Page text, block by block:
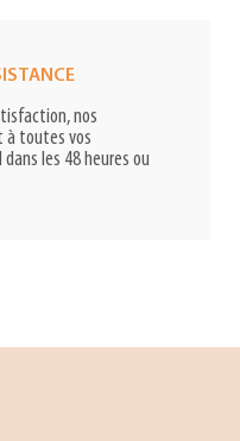
nos
à toutes vos
les 48 heures ou